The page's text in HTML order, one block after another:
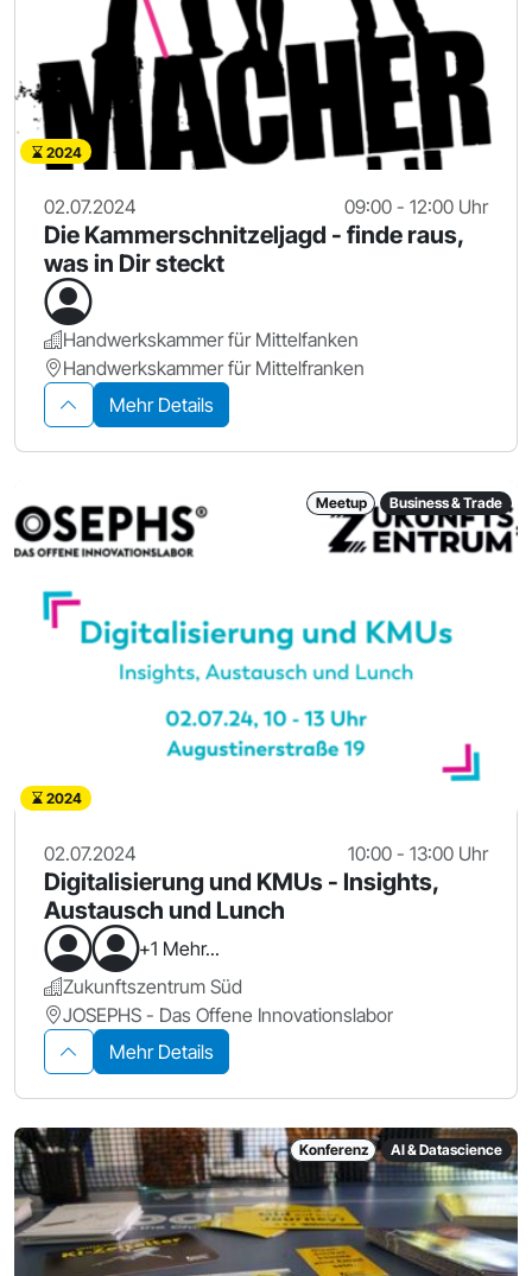
2024
02.07.2024 09:00 - 12:00 Uhr
Die Kammerschnitzeljagd - finde raus,
was in Dir steckt
Handwerkskammer für Mittelfanken
Handwerkskammer für Mittelfranken
Mehr Details
Meetup Business & Trade
2024
02.07.2024 10:00 - 13:00 Uhr
Digitalisierung und KMUs - Insights,
Austausch und Lunch
+1 Mehr...
Zukunftszentrum Süd
JOSEPHS - Das Offene Innovationslabor
Mehr Details
Konferenz AI & Datascience